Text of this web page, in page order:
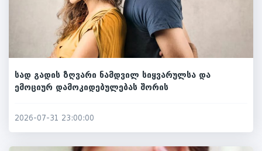
სად გადის ზღვარი ნამდვილ სიყვარულსა და
ემოციურ დამოკიდებულებას შორის
2026-07-31 23:00:00